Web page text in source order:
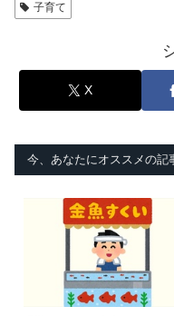
子育て
X
今、あなたにオススメの記